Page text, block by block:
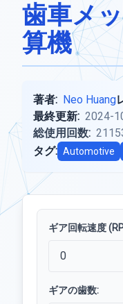
歯車メ
算機
著者: Neo Huang
最終更新: 2024-
総使用回数:
タグ: Automotive
ギア回転速度
ギアの歯数: